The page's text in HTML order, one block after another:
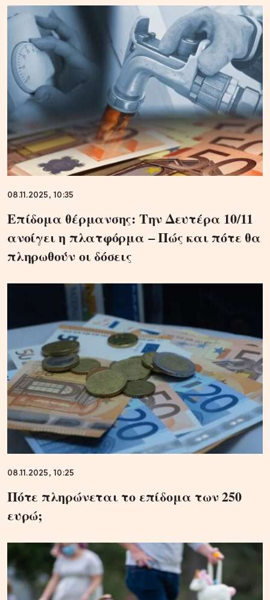
08.11.2025, 10:35
Επίδομα θέρμανσης: Την Δευτέρα 10/11
ανοίγει η πλατφόρμα – Πώς και πότε θα
πληρωθούν οι δόσεις
08.11.2025, 10:25
Πότε πληρώνεται το επίδομα των 250
ευρώ;